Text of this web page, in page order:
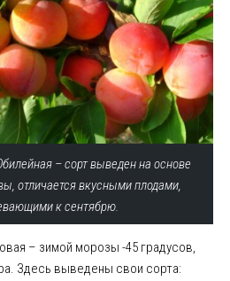
– сорт выведен на основе
отличается вкусными плодами,
к сентябрю.
– зимой морозы -45 градусов,
Здесь выведены свои сорта: